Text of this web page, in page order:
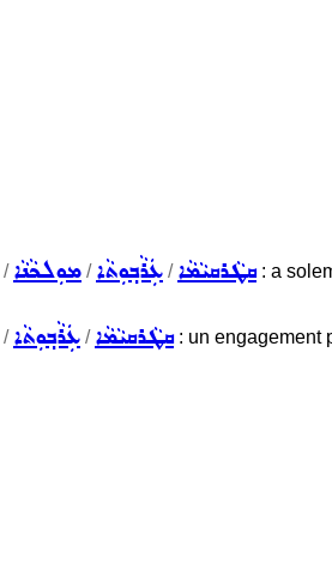
/ܡܘܼܠܟܵܢܵܐ /ܥܲܪܵܒ݂ܘܼܬܵܐ /ܩܛܵܪܩܝܵܡܵܐ: a
/ܥܲܪܵܒ݂ܘܼܬܵܐ /ܩܛܵܪܩܝܵܡܵܐ: un engagement